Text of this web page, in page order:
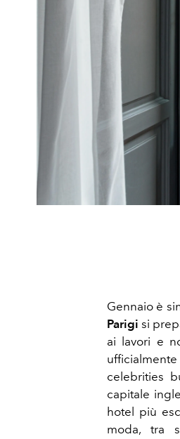
Gennaio è
Parigi si
ai lavori e
celebrities
capitale
hotel più
moda, tra